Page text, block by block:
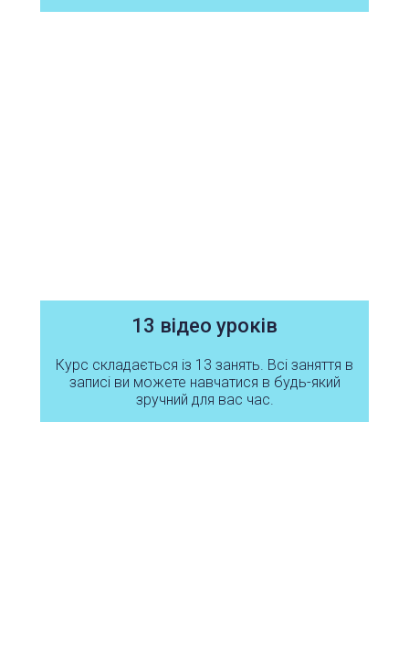
13 відео уроків
Курс складається із 13 занять. Всі заняття в
записі ви можете навчатися в будь-який
зручний для вас час.